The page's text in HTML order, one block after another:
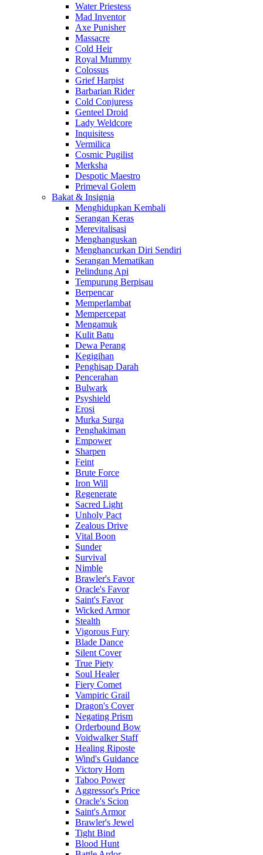
Water Priestess
Mad Inventor
Axe Punisher
Massacre
Cold Heir
Royal Mummy
Colossus
Grief Harpist
Barbarian Rider
Cold Conjuress
Genteel Droid
Lady Weldcore
Inquisitess
Vermilica
Cosmic Pugilist
Merksha
Despotic Maestro
Primeval Golem
Bakat & Insignia
Menghidupkan Kembali
Serangan Keras
Merevitalisasi
Menghanguskan
Menghancurkan Diri Sendiri
Serangan Mematikan
Pelindung Api
Tempurung Berpisau
Berpencar
Memperlambat
Mempercepat
Mengamuk
Kulit Batu
Dewa Perang
Kegigihan
Penghisap Darah
Pencerahan
Bulwark
Psyshield
Erosi
Murka Surga
Penghakiman
Empower
Sharpen
Feint
Brute Force
Iron Will
Regenerate
Sacred Light
Unholy Pact
Zealous Drive
Vital Boon
Sunder
Survival
Nimble
Brawler's Favor
Oracle's Favor
Saint's Favor
Wicked Armor
Stealth
Vigorous Fury
Blade Dance
Silent Cover
True Piety
Soul Healer
Fiery Comet
Vampiric Grail
Dragon's Cover
Negating Prism
Orderbound Bow
Voidwalker Staff
Healing Riposte
Wind's Guidance
Victory Horn
Taboo Power
Aggressor's Price
Oracle's Scion
Saint's Armor
Brawler's Jewel
Tight Bind
Blood Hunt